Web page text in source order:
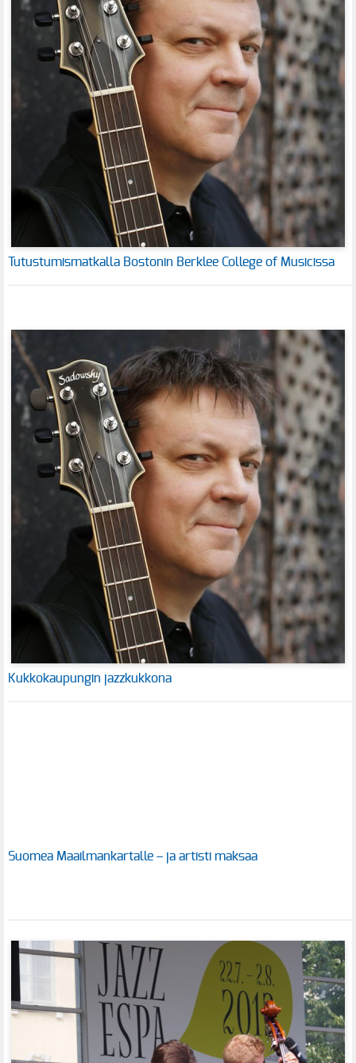
Tutustumismatkalla Bostonin Berklee College of Musicissa
Kukkokaupungin jazzkukkona
Suomea Maailmankartalle – ja artisti maksaa